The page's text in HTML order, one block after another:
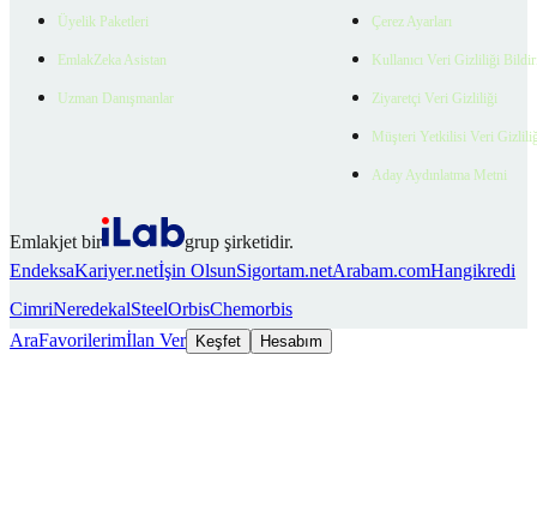
Üyelik Paketleri
EmlakZeka Asistan
Uzman Danışmanlar
Çerez Ayarları
Kullanıcı Veri Gizliliği
Ziyaretçi Veri Gizliliği
Müşteri Yetkilisi Veri
Aday Aydınlatma Metni
Emlakjet bir
grup şirketidir.
EndeksaKariyer.netİşin OlsunSigortam.netArabam.comHangikredi
CimriNeredekalSteelOrbisChemorbis
AraFavorilerimİlan Ver Keşfet Hesabım